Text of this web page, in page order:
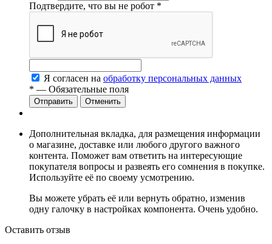
Подтвердите, что вы не робот *
Я согласен на обработку персональных данных
* — Обязательные поля
Отменить
Дополнительная вкладка, для размещения информации
о магазине, доставке или любого другого важного
контента. Поможет вам ответить на интересующие
покупателя вопросы и развеять его сомнения в покупке.
Используйте её по своему усмотрению.
Вы можете убрать её или вернуть обратно, изменив
одну галочку в настройках компонента. Очень удобно.
Оставить отзыв